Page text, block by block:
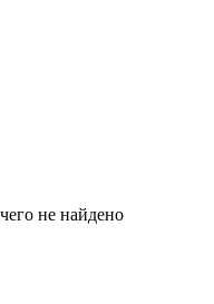
не найдено